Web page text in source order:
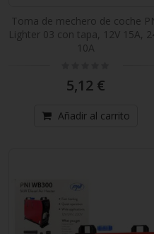
Toma de mechero de coche
Lighter 03 con tapa, 12V 15A,
10A
5,12 €
Añadir al carrito